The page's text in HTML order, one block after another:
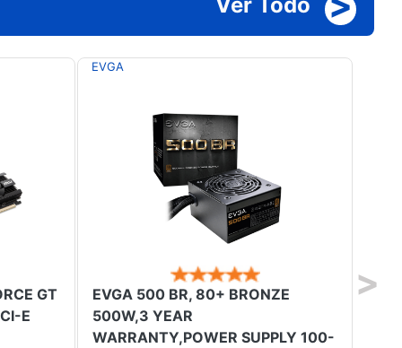
GT
E
EVGA
EVGA 500 BR, 80+ BRONZE
500W,3 YEAR
WARRANTY,POWER SUPPLY 100-
>